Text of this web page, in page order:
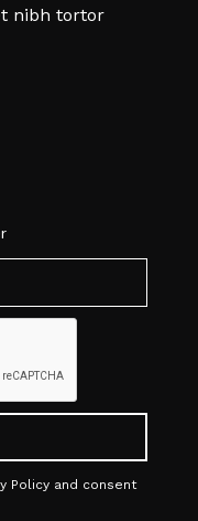
nibh tortor
Policy and consent